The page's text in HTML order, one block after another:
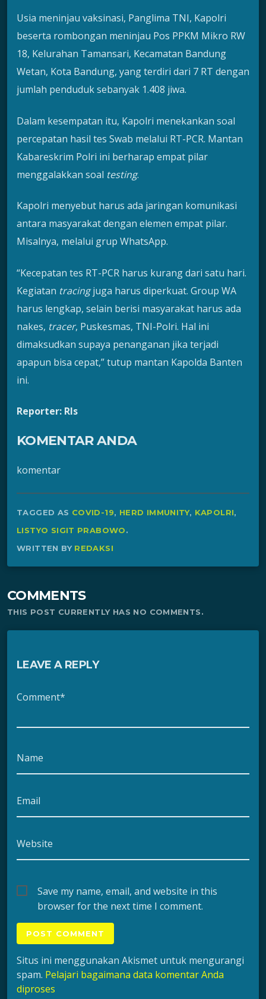
Usia meninjau vaksinasi, Panglima TNI, Kapolri
beserta rombongan meninjau Pos PPKM Mikro RW
18, Kelurahan Tamansari, Kecamatan Bandung
Wetan, Kota Bandung, yang terdiri dari 7 RT dengan
jumlah penduduk sebanyak 1.408 jiwa.
Dalam kesempatan itu, Kapolri menekankan soal
percepatan hasil tes Swab melalui RT-PCR. Mantan
Kabareskrim Polri ini berharap empat pilar
menggalakkan soal testing.
Kapolri menyebut harus ada jaringan komunikasi
antara masyarakat dengan elemen empat pilar.
Misalnya, melalui grup WhatsApp.
“Kecepatan tes RT-PCR harus kurang dari satu hari.
Kegiatan tracingjuga harus diperkuat. Group WA
harus lengkap, selain berisi masyarakat harus ada
nakes, tracer, Puskesmas, TNI-Polri. Hal ini
dimaksudkan supaya penanganan jika terjadi
apapun bisa cepat,” tutup mantan Kapolda Banten
ini.
Reporter: Rls
KOMENTAR ANDA
komentar
TAGGED AS COVID-19, HERD IMMUNITY, KAPOLRI,
LISTYO SIGIT PRABOWO.
WRITTEN BY REDAKSI
COMMENTS
THIS POST CURRENTLY HAS NO COMMENTS.
LEAVE A REPLY
Comment*
Name
Email
Website
Save my name, email, and website in this
browser for the next time I comment.
Situs ini menggunakan Akismet untuk mengurangi
spam. Pelajari bagaimana data komentar Anda
diproses